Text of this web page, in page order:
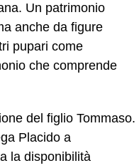
Un patrimonio
anche da figure
pupari come
che comprende
del figlio Tommaso.
Placido a
la disponibilità